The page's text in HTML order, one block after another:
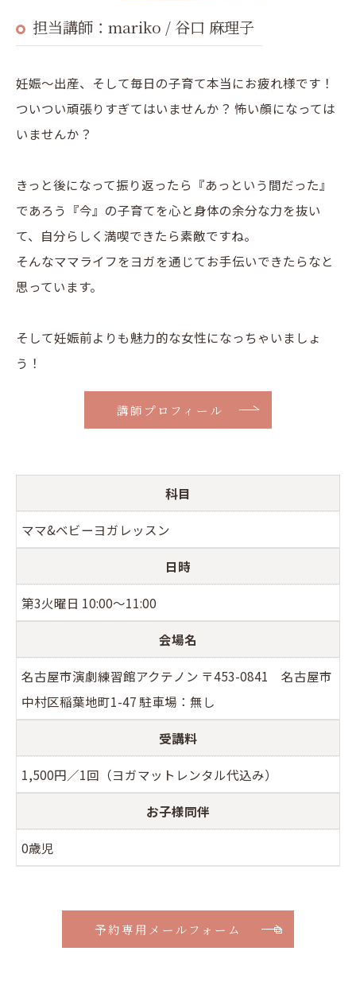
担当講師：mariko / 谷口 麻理子
妊娠～出産、そして毎日の子育て本当にお疲れ様です！
ついつい頑張りすぎてはいませんか？ 怖い顔になっては
いませんか？
きっと後になって振り返ったら『あっという間だった』
であろう『今』の子育てを心と身体の余分な力を抜い
て、自分らしく満喫できたら素敵ですね。
そんなママライフをヨガを通じてお手伝いできたらなと
思っています。
そして妊娠前よりも魅力的な女性になっちゃいましょ
う！
講師プロフィール
科目
ママ&ベビーヨガレッスン
日時
第3火曜日 10:00〜11:00
会場名
名古屋市演劇練習館アクテノン 〒453-0841 名古屋市
中村区稲葉地町1-47 駐車場：無し
受講料
1,500円／1回（ヨガマットレンタル代込み）
お子様同伴
0歳児
予約専用メールフォーム